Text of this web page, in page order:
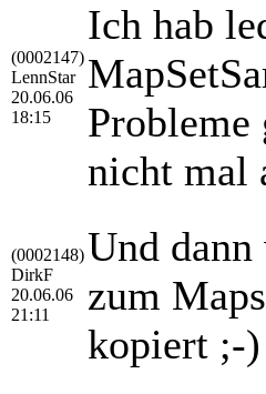
(0002147)
LennStar
20.06.06
18:15
Ich hab
Probleme
nicht mal
(0002148)
DirkF
20.06.06
21:11
Und dann
zum
kopiert ;-)